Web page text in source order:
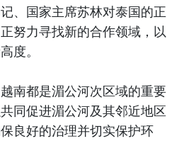
、国家主席苏林对泰国的正
努力寻找新的合作领域，以
度。
南都是湄公河次区域的重要
同促进湄公河及其邻近地区
良好的治理并切实保护环